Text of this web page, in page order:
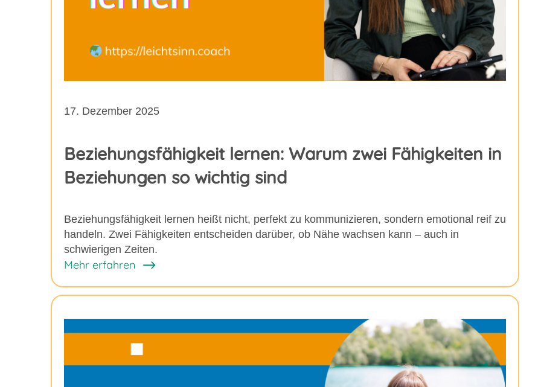
17. Dezember 2025
Beziehungsfähigkeit lernen: Warum zwei Fähigkeiten in
Beziehungen so wichtig sind
Beziehungsfähigkeit lernen heißt nicht, perfekt zu kommunizieren, sondern emotional reif zu
handeln. Zwei Fähigkeiten entscheiden darüber, ob Nähe wachsen kann – auch in
schwierigen Zeiten.
Mehr erfahren